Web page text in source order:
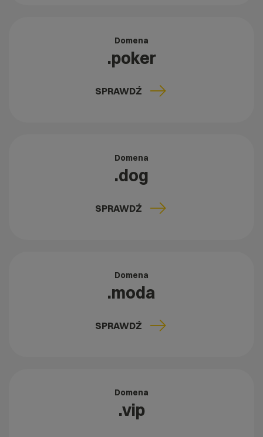
Domena
.poker
SPRAWDŹ
Domena
.dog
SPRAWDŹ
Domena
.moda
SPRAWDŹ
Domena
.vip